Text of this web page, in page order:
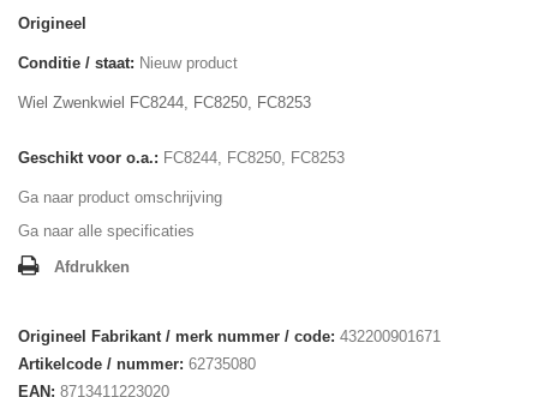
Origineel
Conditie / staat: Nieuw product
Wiel Zwenkwiel FC8244, FC8250, FC8253
Geschikt voor o.a.: FC8244, FC8250, FC8253
Ga naar product omschrijving
Ga naar alle specificaties
Afdrukken
Origineel Fabrikant / merk nummer / code: 432200901671
Artikelcode / nummer: 62735080
EAN: 8713411223020